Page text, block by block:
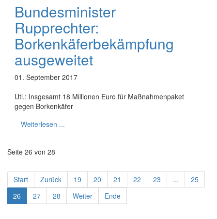
Bundesminister
Rupprechter:
Borkenkäferbekämpfung
ausgeweitet
01. September 2017
Utl.: Insgesamt 18 Millionen Euro für Maßnahmenpaket
gegen Borkenkäfer
Weiterlesen ...
Seite 26 von 28
Start Zurück 19 20 21 22 23 ...
25
26
27 28 Weiter Ende